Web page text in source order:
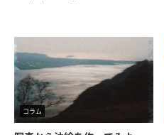
コラム